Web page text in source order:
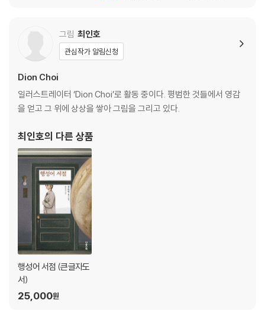
그림 최인호
관심작가 알림신청
Dion Choi
일러스트레이터 ‘Dion Choi’로 활동 중이다. 평범한 것들에서 영감
을 얻고 그 위에 상상을 쌓아 그림을 그리고 있다.
최인호의 다른 상품
행성어 서점 (큰글자도
서)
25,000원